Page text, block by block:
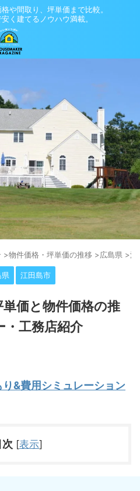
や間取り、坪単価まで比較。
く建てるノウハウ満載。
>物件価格・坪単価の推移 >広島県 >江
県 江田島市
価と物件価格の推
・工務店紹介
り&費用シミュレーション
次 [表示]